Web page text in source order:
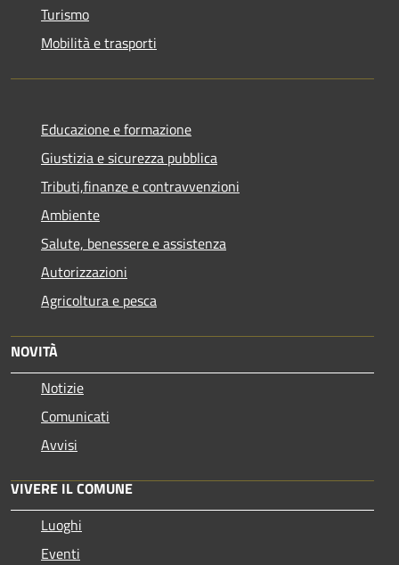
Turismo
Mobilità e trasporti
Educazione e formazione
Giustizia e sicurezza pubblica
Tributi,finanze e contravvenzioni
Ambiente
Salute, benessere e assistenza
Autorizzazioni
Agricoltura e pesca
NOVITÀ
Notizie
Comunicati
Avvisi
VIVERE IL COMUNE
Luoghi
Eventi